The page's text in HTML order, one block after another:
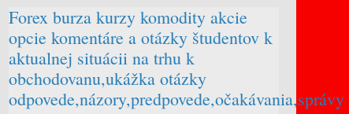
Forex burza kurzy komodity akcie
opcie komentáre a otázky študentov k
aktualnej situácii na trhu k
obchodovanu,ukážka otázky
odpovede,názory,predpovede,očakávania,správy